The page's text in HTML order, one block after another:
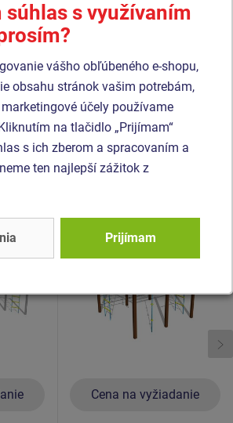
odolnosťou proti poškriabaniu a
Horolezecké úchyty sú vyrobené z
kožu na rukách. Všetok spojovací
nebo nerezový.
tovar
Cena na vyžiadanie
súhlas s využívaním
vášho obľúbeného e-shopu,
obsahu stránok vašim potrebám,
účely používame
na tlačidlo „Prijímam“
s ich zberom a spracovaním a
ten najlepší zážitok z
Prijímam